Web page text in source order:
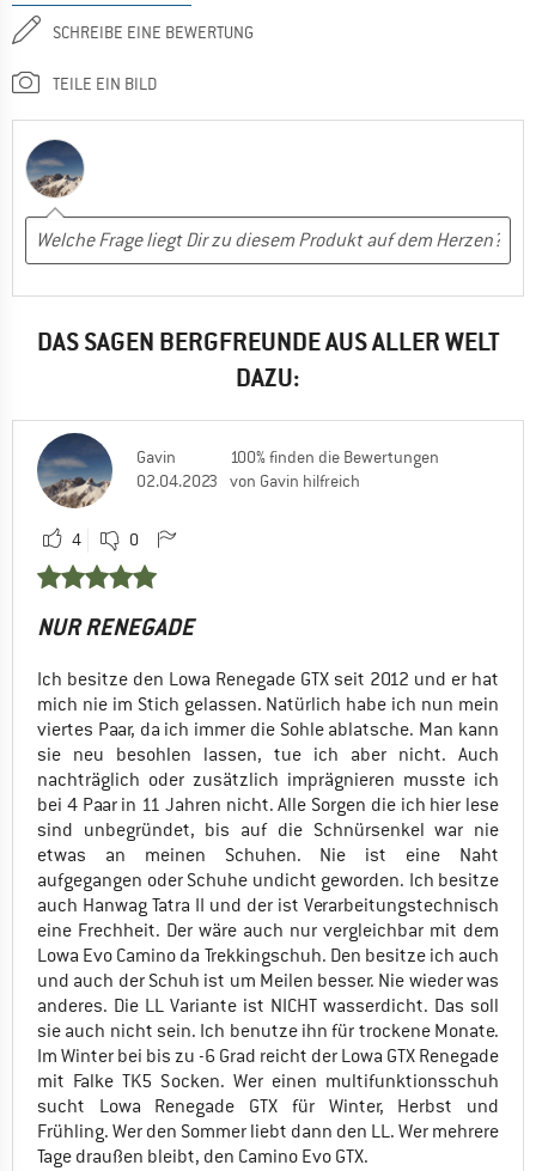
SCHREIBE EINE BEWERTUNG
TEILE EIN BILD
DAS SAGEN BERGFREUNDE AUS ALLER WELT
DAZU:
Gavin
02.04.2023
100% finden die Bewertungen
von Gavin hilfreich
4 0
NUR RENEGADE
Ich besitze den Lowa Renegade GTX seit 2012 und er hat
mich nie im Stich gelassen. Natürlich habe ich nun mein
viertes Paar, da ich immer die Sohle ablatsche. Man kann
sie neu besohlen lassen, tue ich aber nicht. Auch
nachträglich oder zusätzlich imprägnieren musste ich
bei 4 Paar in 11 Jahren nicht. Alle Sorgen die ich hier lese
sind unbegründet, bis auf die Schnürsenkel war nie
etwas an meinen Schuhen. Nie ist eine Naht
aufgegangen oder Schuhe undicht geworden. Ich besitze
auch Hanwag Tatra II und der ist Verarbeitungstechnisch
eine Frechheit. Der wäre auch nur vergleichbar mit dem
Lowa Evo Camino da Trekkingschuh. Den besitze ich auch
und auch der Schuh ist um Meilen besser. Nie wieder was
anderes. Die LL Variante ist NICHT wasserdicht. Das soll
sie auch nicht sein. Ich benutze ihn für trockene Monate.
Im Winter bei bis zu -6 Grad reicht der Lowa GTX Renegade
mit Falke TK5 Socken. Wer einen multifunktionsschuh
sucht Lowa Renegade GTX für Winter, Herbst und
Frühling. Wer den Sommer liebt dann den LL. Wer mehrere
Tage draußen bleibt, den Camino Evo GTX.